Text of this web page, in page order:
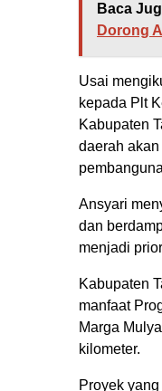
Baca
Dorong
Usai
kepada Plt
Kabupaten
daerah
Ansyari
dan
menjadi
Kabupaten
manfaat
Marga
kilometer.
Proyek